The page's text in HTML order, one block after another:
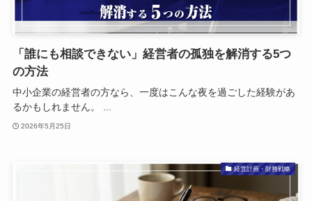
「誰にも相談できない」経営者の孤独を解消する5つ
の方法
中小企業の経営者の方なら、一度はこんな夜を過ごした経験があ
るかもしれません。 ...
2026年5月25日
経営計画・財務戦略